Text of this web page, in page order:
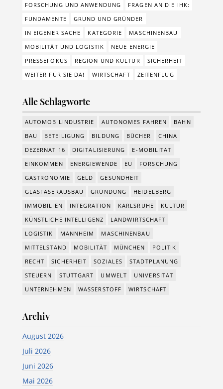
FORSCHUNG UND ANWENDUNG
FRAGEN AN DIE IHK:
FUNDAMENTE
GRUND UND GRÜNDER
IN EIGENER SACHE
KATEGORIE
MASCHINENBAU
MOBILITÄT UND LOGISTIK
NEUE ENERGIE
PRESSEFOKUS
REGION UND KULTUR
SICHERHEIT
WEITER FÜR SIE DA!
WIRTSCHAFT ZEITENFLUG
Alle Schlagworte
AUTOMOBILINDUSTRIE AUTONOMES FAHREN
BAHN
BAU
BETEILIGUNG BILDUNG BÜCHER
CHINA
DEZERNAT 16
DIGITALISIERUNG
E-MOBILITÄT
EINKOMMEN
ENERGIEWENDE EU
FORSCHUNG
GASTRONOMIE
GELD
GESUNDHEIT
GLASFASERAUSBAU
GRÜNDUNG
HEIDELBERG
IMMOBILIEN
INTEGRATION KARLSRUHE
KULTUR
KÜNSTLICHE INTELLIGENZ
LANDWIRTSCHAFT
LOGISTIK
MANNHEIM
MASCHINENBAU
MITTELSTAND
MOBILITÄT MÜNCHEN
POLITIK
RECHT
SICHERHEIT SOZIALES
STADTPLANUNG
STEUERN
STUTTGART UMWELT
UNIVERSITÄT
UNTERNEHMEN
WASSERSTOFF WIRTSCHAFT
Archiv
August 2026
Juli 2026
Juni 2026
Mai 2026